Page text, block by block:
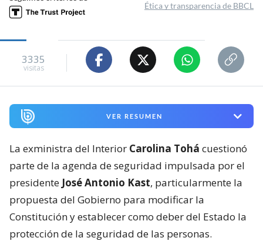
Ética y transparencia de BBCL
3335
visitas
VER RESUMEN
La exministra del Interior Carolina Tohá cuestionó
parte de la agenda de seguridad impulsada por el
presidente José Antonio Kast, particularmente la
propuesta del Gobierno para modificar la
Constitución y establecer como deber del Estado la
protección de la seguridad de las personas.